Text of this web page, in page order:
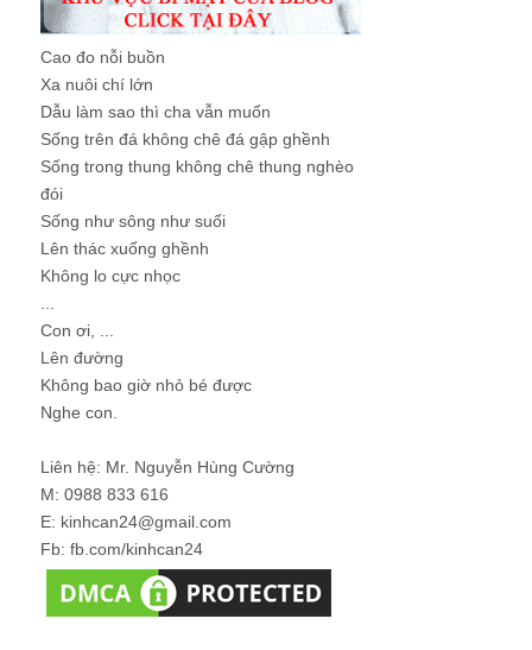
Cao đo nỗi buồn
Xa nuôi chí lớn
Dẫu làm sao thì cha vẫn muốn
Sống trên đá không chê đá gập ghềnh
Sống trong thung không chê thung nghèo
đói
Sống như sông như suối
Lên thác xuống ghềnh
Không lo cực nhọc
Con ơi, ...
Lên đường
Không bao giờ nhỏ bé được
Nghe con.
Liên hệ: Mr. Nguyễn Hùng Cường
M: 0988 833 616
E: kinhcan24@gmail.com
Fb: fb.com/kinhcan24